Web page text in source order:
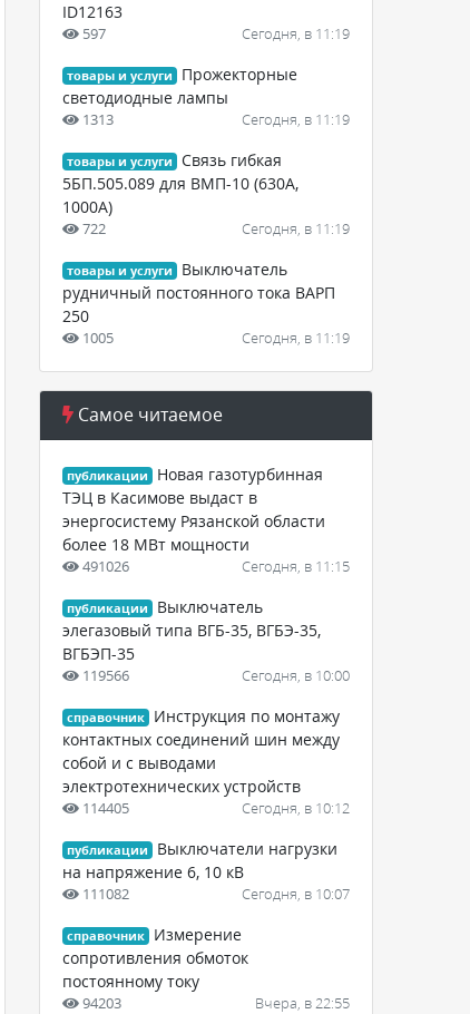
ID12163
597 Сегодня, в 11:19
товары и услуги
Прожекторные
светодиодные лампы
1313 Сегодня, в 11:19
товары и услуги
Связь гибкая
5БП.505.089 для ВМП-10 (630А,
1000А)
722 Сегодня, в 11:19
товары и услуги
Выключатель
рудничный постоянного тока ВАРП
250
1005 Сегодня, в 11:19
Самое читаемое
публикации
Новая газотурбинная
ТЭЦ в Касимове выдаст в
энергосистему Рязанской области
более 18 МВт мощности
491026 Сегодня, в 11:15
публикации
Выключатель
элегазовый типа ВГБ-35, ВГБЭ-35,
ВГБЭП-35
119566 Сегодня, в 10:00
справочник
Инструкция по монтажу
контактных соединений шин между
собой и с выводами
электротехнических устройств
114405 Сегодня, в 10:12
публикации
Выключатели нагрузки
на напряжение 6, 10 кВ
111082 Сегодня, в 10:07
справочник
Измерение
сопротивления обмоток
постоянному току
94203 Вчера, в 22:55